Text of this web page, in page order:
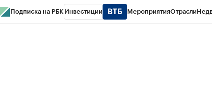
Подписка на РБК Инвестиции МероприятияОтрасли